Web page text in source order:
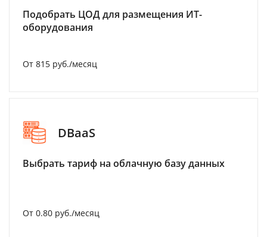
Подобрать ЦОД для размещения ИТ-
оборудования
От 815 руб./месяц
DBaaS
Выбрать тариф на облачную базу данных
От 0.80 руб./месяц